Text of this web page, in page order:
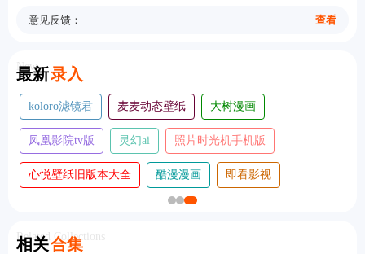
意见反馈： 查看
最新录入
New
koloro滤镜君 麦麦动态壁纸 大树漫画
凤凰影院tv版 灵幻ai 照片时光机手机版
心悦壁纸旧版本大全 酷漫漫画 即看影视
相关合集
Related Collections